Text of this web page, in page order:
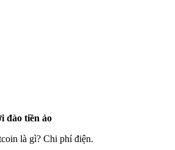
đào tiền ảo
là gì? Chi phí điện.